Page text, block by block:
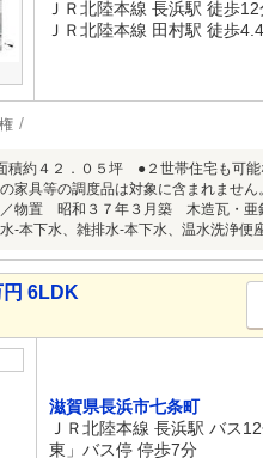
ＪＲ北陸本線 長浜駅 徒歩
ＪＲ北陸本線 田村駅 徒歩
積約４２．０５坪 ●２世帯住宅も
家具等の調度品は対象に含まれま
／物置 昭和３７年３月築 木造瓦・亜
-本下水、雑排水-本下水、温水洗浄便
円 6LDK
滋賀県長浜市七条町
ＪＲ北陸本線 長浜駅 バス
東」バス停 停歩7分